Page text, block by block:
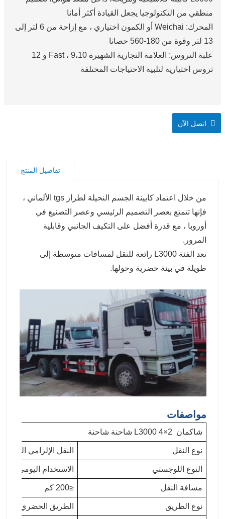
منطقي من التكنولوجيا يجعل القيادة أكثر أمانا
المحرك: Weichai أو الكمون اختياري ، مع إزاحة من 6 لتر إلى
13 لتر وقوة من 180-560 حصانا
علبة التروس: العلامة التجارية الشهيرة Fast ، 9،10 و 12
تروس اختيارية لتلبية الاحتياجات المختلفة
اتصل الآن
تفاصيل المنتج
من خلال اعتماد كابينة الجسم النحيلة لطراز tgs الألماني ،
فإنها تتمتع بعصر التصميم الرئيسي وعصر التصنيع في
أوروبا ، مع قدرة أفضل على التكيف الجانبي وقابلية
المرور.
تعد الفئة L3000 رائعة للنقل لمسافات متوسطة إلى
طويلة في بيئة حضرية وحولها.
مواصفات
شاكمان L3000 4×2 شاحنة شاحنة
نوع النقل النقل الإلزامي القياسي
النوع اللوجستي الاستخدام اليومي /
مسافة النقل ≤200 كم
نوع الطريق الطريق الحضري /